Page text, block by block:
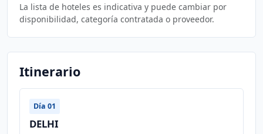
La lista de hoteles es indicativa y puede cambiar por
disponibilidad, categoría contratada o proveedor.
Itinerario
Día 01
DELHI